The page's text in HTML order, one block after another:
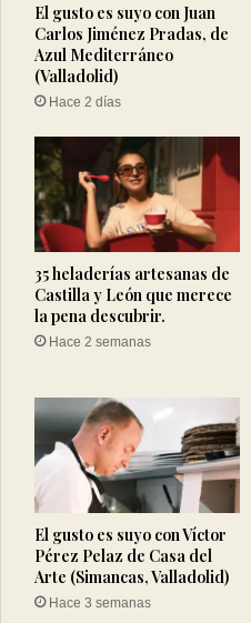
El gusto es suyo con Juan
Carlos Jiménez Pradas, de
Azul Mediterráneo
(Valladolid)
Hace 2 días
35 heladerías artesanas de
Castilla y León que merece
la pena descubrir.
Hace 2 semanas
El gusto es suyo con Víctor
Pérez Pelaz de Casa del
Arte (Simancas, Valladolid)
Hace 3 semanas